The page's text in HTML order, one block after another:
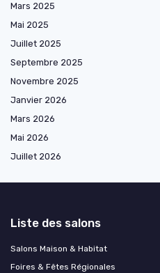
Mars 2025
Mai 2025
Juillet 2025
Septembre 2025
Novembre 2025
Janvier 2026
Mars 2026
Mai 2026
Juillet 2026
Liste des salons
Salons Maison & Habitat
Foires & Fêtes Régionales